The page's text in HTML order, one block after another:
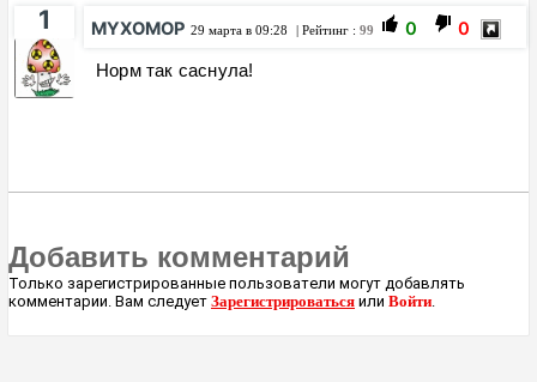
1 MYXOMOP 29 марта в 09:28 | Рейтинг : 99 0 0
Норм так саснула!
Добавить комментарий
Только зарегистрированные пользователи могут добавлять
комментарии. Вам следует Зарегистрироваться или Войти